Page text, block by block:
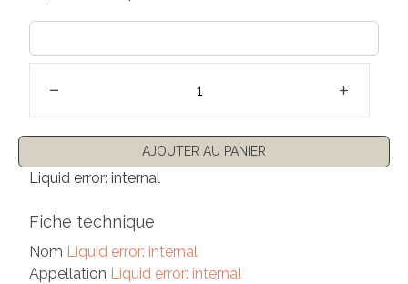
AJOUTER AU PANIER
Liquid error: internal
Fiche technique
Nom Liquid error: internal
Appellation Liquid error: internal